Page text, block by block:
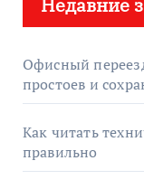
:
Недавние
Офисный
простоев и
Как читать
правильно